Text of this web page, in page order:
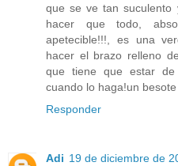
que se ve tan suculento
hacer que todo,
apetecible!!!, es una
hacer el brazo relleno
que tiene que estar
cuando lo haga!un besote
Responder
Adi 19 de diciembre de